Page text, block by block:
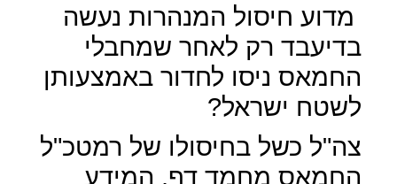
מדוע חיסול המנהרות נעשה
בדיעבד רק לאחר שמחבלי
החמאס ניסו לחדור באמצעותן
לשטח ישראל?
צה"ל כשל בחיסולו של רמטכ"ל
החמאס מחמד דף, המידע